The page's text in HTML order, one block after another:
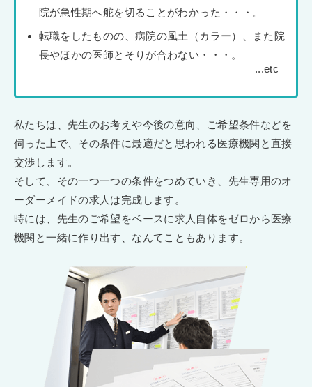
院が急性期へ舵を切ることがわかった・・・。
転職をしたものの、病院の風土（カラー）、また院
長やほかの医師とそりが合わない・・・。
私たちは、先生のお考えや今後の意向、ご希望条件などを
伺った上で、その条件に最適だと思われる医療機関と直接
交渉します。
そして、その一つ一つの条件をつめていき、先生専用のオ
ーダーメイドの求人は完成します。
時には、先生のご希望をベースに求人自体をゼロから医療
機関と一緒に作り出す、なんてこともあります。